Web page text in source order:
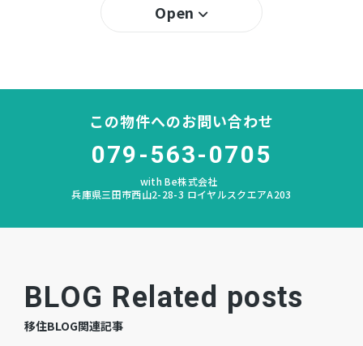
義務教育学校八多学園
義務教育学校八多学園
現況 建築中
Open
この物件へのお問い合わせ
079-563-0705
with Be株式会社
兵庫県三田市西山2-28-3 ロイヤルスクエアA203
BLOG Related posts
移住BLOG関連記事